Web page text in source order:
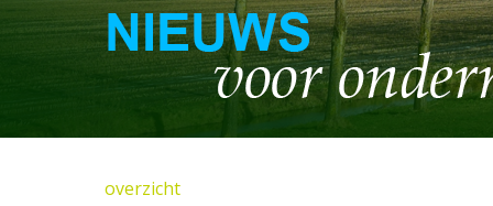
overzicht